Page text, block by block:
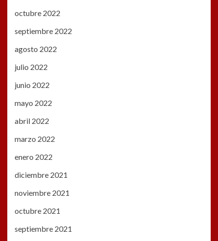
octubre 2022
septiembre 2022
agosto 2022
julio 2022
junio 2022
mayo 2022
abril 2022
marzo 2022
enero 2022
diciembre 2021
noviembre 2021
octubre 2021
septiembre 2021